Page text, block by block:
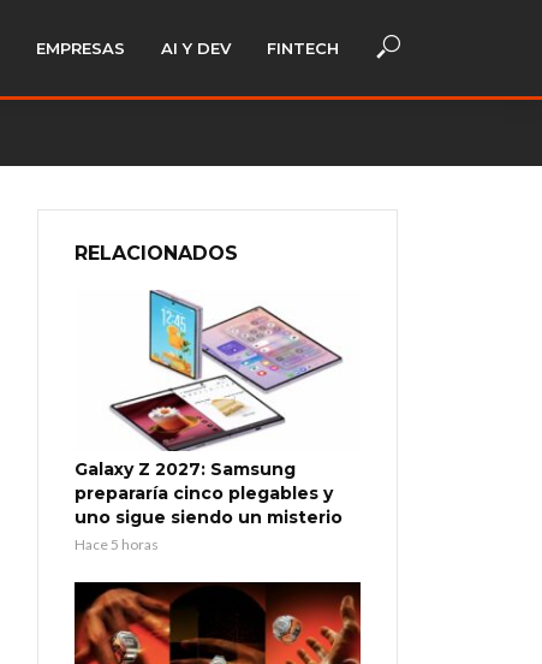
EMPRESAS AI Y DEV FINTECH
RELACIONADOS
Galaxy Z 2027: Samsung
prepararía cinco plegables y
uno sigue siendo un misterio
Hace 5 horas